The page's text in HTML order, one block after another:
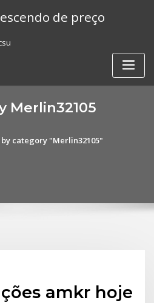
de preço
Merlin32105
category "Merlin32105"
amkr hoje